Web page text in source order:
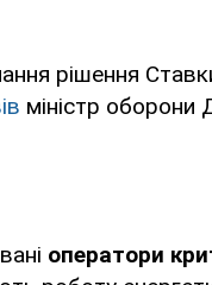
рішення
міністр оборони
оператори